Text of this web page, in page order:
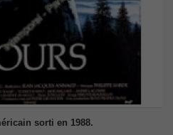
sorti en 1988.